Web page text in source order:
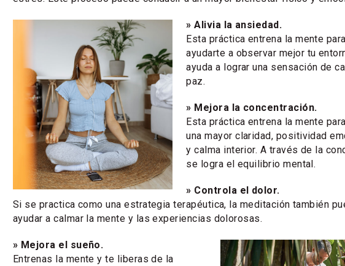
» Alivia la ansiedad.
Esta práctica entrena la mente para
ayudarte a observar mejor tu
ayuda a lograr una sensación de
paz.
» Mejora la concentración.
Esta práctica entrena la mente
una mayor claridad, positividad
y calma interior. A través de la
se logra el equilibrio mental.
» Controla el dolor.
Si se practica como una estrategia terapéutica, la meditación también
ayudar a calmar la mente y las experiencias dolorosas.
» Mejora el sueño.
Entrenas la mente y te liberas de la